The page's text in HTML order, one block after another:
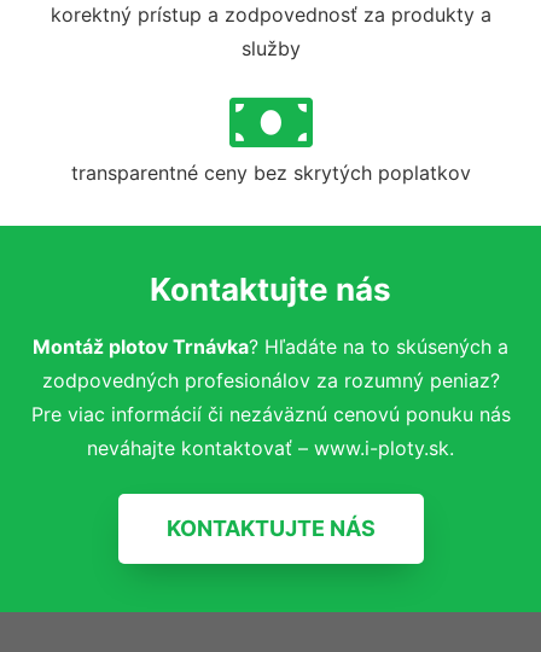
korektný prístup a zodpovednosť za produkty a
služby
transparentné ceny bez skrytých poplatkov
Kontaktujte nás
Montáž plotov Trnávka? Hľadáte na to skúsených a
zodpovedných profesionálov za rozumný peniaz?
Pre viac informácií či nezáväznú cenovú ponuku nás
neváhajte kontaktovať – www.i-ploty.sk.
KONTAKTUJTE NÁS